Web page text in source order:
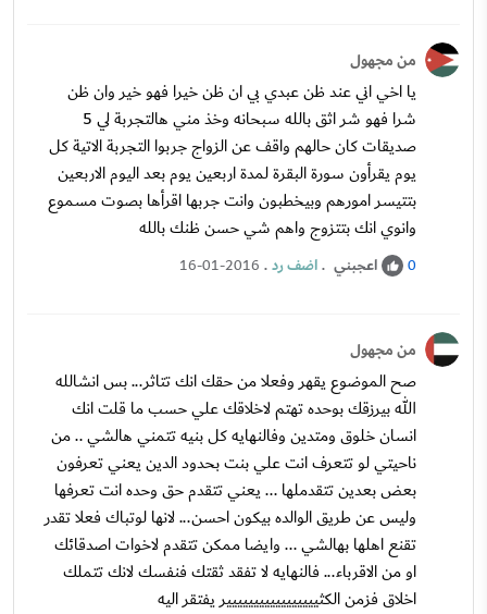
من مجهول
يا اخي اني عند ظن عبدي بي ان ظن خيرا فهو خير وان ظن
شرا فهو شر اثق بالله سبحانه وخذ مني هالتجربة لي 5
صديقات كان حالهم واقف عن الزواج جربوا التجربة الاتية كل
يوم يقرأون سورة البقرة لمدة اربعين يوم بعد اليوم الاربعين
بتتيسر امورهم وبيخطبون وانت جربها اقرأها بصوت مسموع
وانوي انك بتتزوج واهم شي حسن ظنك بالله
0 اعجبني .اضف رد.
16-01-2016
من مجهول
صح الموضوع يقهر وفعلا من حقك انك تتاثر... بس انشالله
الله بيرزقك بوحده تهتم لاخلاقك علي حسب ما قلت انك
انسان خلوق ومتدين وفالنهايه كل بنيه تتمني هالشي .. من
ناحيتي لو تتعرف انت علي بنت بحدود الدين يعني تعرفون
بعض بعدين تتقدملها ... يعني تتقدم حق وحده انت تعرفها
وليس عن طريق الوالده بيكون احسن... لانها لوتباك فعلا تقدر
تقنع اهلها بهالشي ... وايضا ممكن تتقدم لاخوات اصدقائك
او من الاقرباء... فالنهايه لا تفقد ثقتك فنفسك لانك تتملك
اخلاق فزمن الكثييييييييييييييييير يفتقر اليه